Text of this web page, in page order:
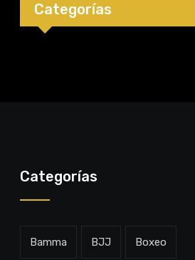
Categorías
Categorías
Bamma BJJ Boxeo